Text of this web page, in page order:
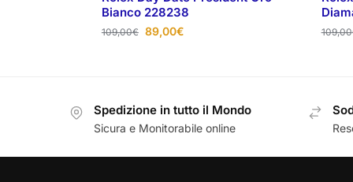
Bianco 228238
109,00€ 89,00€ 109,00
Spedizione in tutto il Mondo
Sicura e Monitorabile online